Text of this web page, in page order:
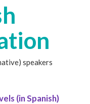
speakers
(in Spanish)